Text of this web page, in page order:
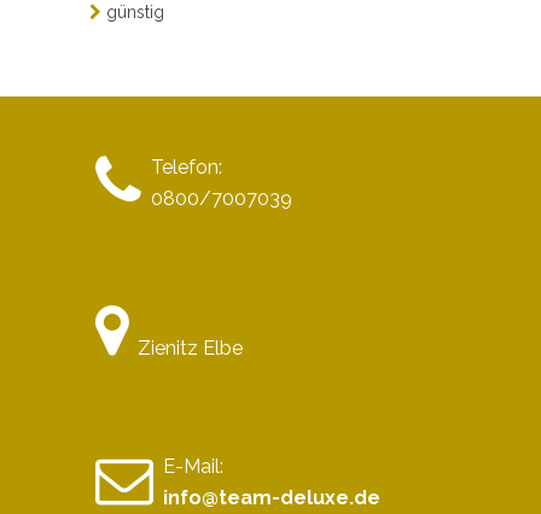
günstig
Telefon:
0800/7007039
Zienitz Elbe
E-Mail:
info@team-deluxe.de